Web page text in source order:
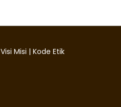
Visi Misi | Kode Etik